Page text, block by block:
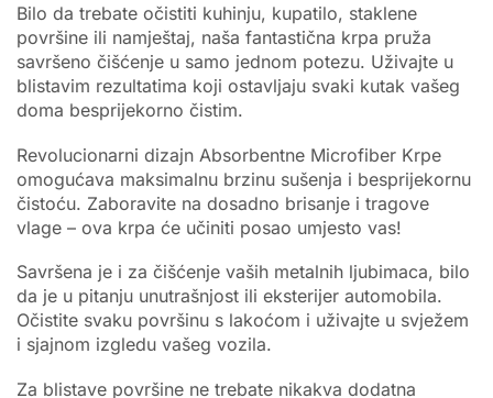
Bilo da trebate očistiti kuhinju, kupatilo, staklene
površine ili namještaj, naša fantastična krpa pruža
savršeno čišćenje u samo jednom potezu. Uživajte u
blistavim rezultatima koji ostavljaju svaki kutak vašeg
doma besprijekorno čistim.
Revolucionarni dizajn Absorbentne Microfiber Krpe
omogućava maksimalnu brzinu sušenja i besprijekornu
čistoću. Zaboravite na dosadno brisanje i tragove
vlage – ova krpa će učiniti posao umjesto vas!
Savršena je i za čišćenje vaših metalnih ljubimaca, bilo
da je u pitanju unutrašnjost ili eksterijer automobila.
Očistite svaku površinu s lakoćom i uživajte u svježem
i sjajnom izgledu vašeg vozila.
Za blistave površine ne trebate nikakva dodatna